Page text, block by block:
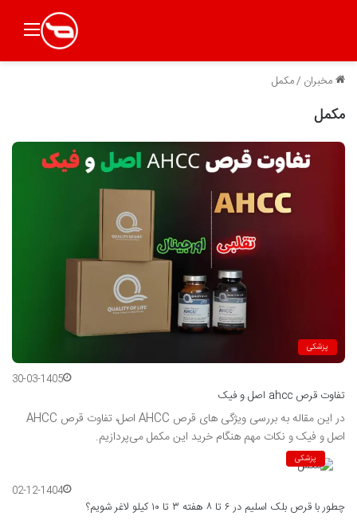
مخبران /مکمل
مکمل
پزشکی
30-03-1405
تفاوت قرص ahcc اصل و فیک
در این مقاله به بررسی ویژگی‌ های قرص AHCC اصل، تفاوت قرص AHCC
اصل و فیک و نکات مهم هنگام خرید این مکمل می‌پردازیم.
پزشکی
02-12-1404
چطور با قرص بلک اسلیم در ۶ تا ۸ هفته ۳ تا ۱۰ کیلو لاغر شویم؟